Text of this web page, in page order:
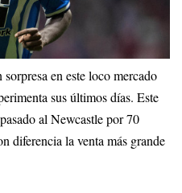
en este loco mercado
sus últimos días. Este
al Newcastle por 70
diferencia la venta más grande